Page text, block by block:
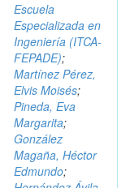
Escuela
Especializada en
Ingeniería (ITCA-
FEPADE);
Martínez Pérez,
Elvis Moisés;
Pineda, Eva
Margarita;
González
Magaña, Héctor
Edmundo;